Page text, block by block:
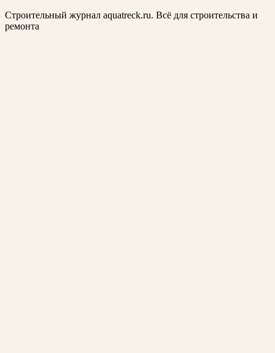
Строительный журнал aquatreck.ru. Всё для строительства и
ремонта